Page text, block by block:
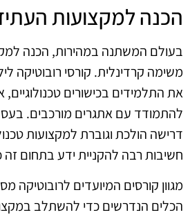
הכנה למקצועות
בעולם המשתנה במהירות, הכנה
משימה קרדינלית. קורסי רובוטיקה
את התלמידים בכישורים
להתמודד עם אתגרים מורכבים.
דרישה הולכת וגוברת למקצועות
חשיבות רבה להקניית ידע בתחום זה
מגוון קורסים המיועדים
הכלים הנדרשים כדי להשתלב